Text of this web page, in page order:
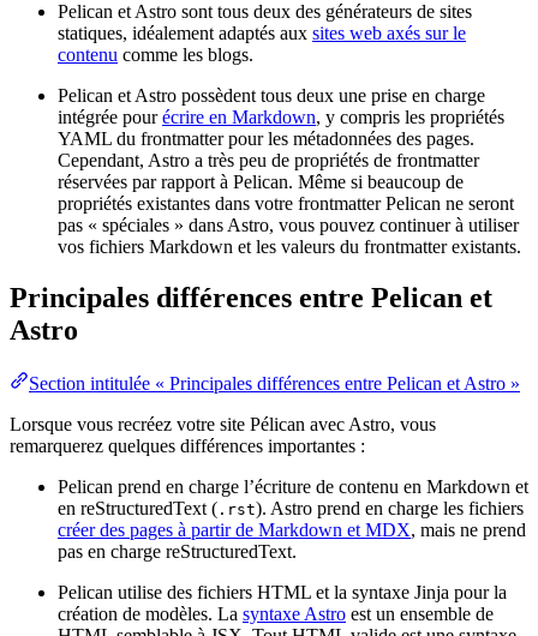
Pelican et Astro sont tous deux des générateurs de sites
statiques, idéalement adaptés aux sites web axés sur le
contenu comme les blogs.
Pelican et Astro possèdent tous deux une prise en charge
intégrée pourécrire en Markdown, y compris les propriétés
YAML du frontmatter pour les métadonnées des pages.
Cependant, Astro a très peu de propriétés de frontmatter
réservées par rapport à Pelican. Même si beaucoup de
propriétés existantes dans votre frontmatter Pelican ne seront
pas « spéciales » dans Astro, vous pouvez continuer à utiliser
vos fichiers Markdown et les valeurs du frontmatter existants.
Principales différences entre Pelican et
Astro
Section intitulée « Principales différences entre Pelican et Astro »
Lorsque vous recréez votre site Pélican avec Astro, vous
remarquerez quelques différences importantes :
Pelican prend en charge l’écriture de contenu en Markdown et
en reStructuredText ( .rst). Astro prend en charge les fichiers
créer des pages à partir de Markdown et MDX, mais ne prend
pas en charge reStructuredText.
Pelican utilise des fichiers HTML et la syntaxe Jinja pour la
création de modèles. La syntaxe Astro est un ensemble de